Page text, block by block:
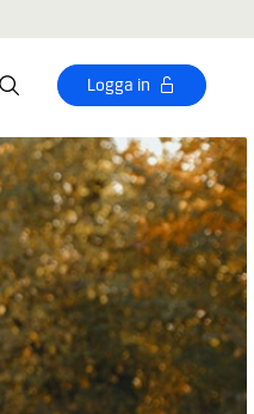
Logga in